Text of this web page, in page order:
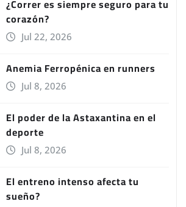
¿Correr es siempre seguro para tu
corazón?
Jul 22, 2026
Anemia Ferropénica en runners
Jul 8, 2026
El poder de la Astaxantina en el
deporte
Jul 8, 2026
El entreno intenso afecta tu
sueño?